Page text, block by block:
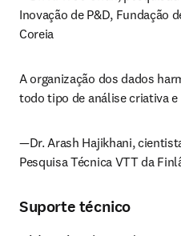
Inovação de P&D, Fundação
Coreia
A organização dos dados
todo tipo de análise criativa e
—Dr. Arash Hajikhani,
Pesquisa Técnica VTT da
Suporte técnico